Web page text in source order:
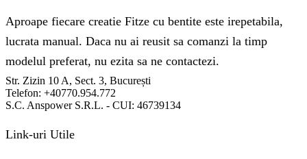
Aproape fiecare creatie Fitze cu bentite este irepetabila,
lucrata manual. Daca nu ai reusit sa comanzi la timp
modelul preferat, nu ezita sa ne contactezi.
Str. Zizin 10 A, Sect. 3, București
Telefon: +40770.954.772
S.C. Anspower S.R.L. - CUI: 46739134
Link-uri Utile